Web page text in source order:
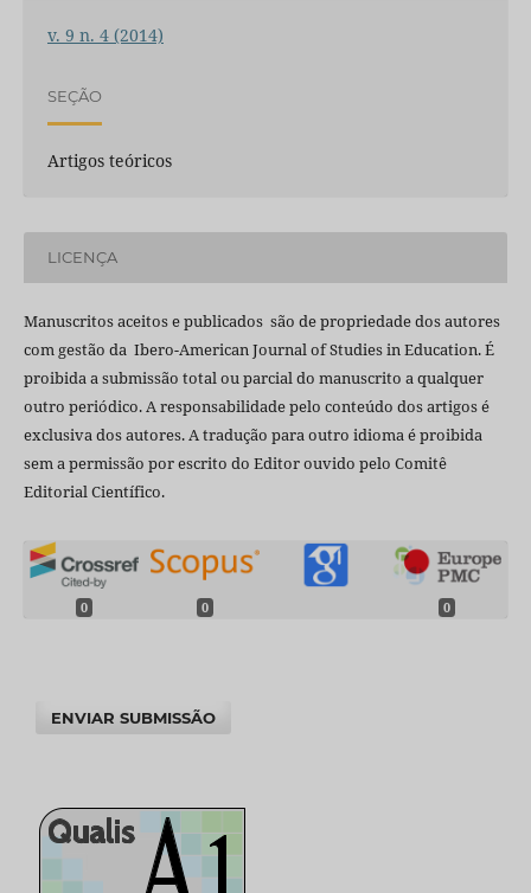
v. 9 n. 4 (2014)
SEÇÃO
Artigos teóricos
LICENÇA
Manuscritos aceitos e publicados são de propriedade dos autores
com gestão da Ibero-American Journal of Studies in Education. É
proibida a submissão total ou parcial do manuscrito a qualquer
outro periódico. A responsabilidade pelo conteúdo dos artigos é
exclusiva dos autores. A tradução para outro idioma é proibida
sem a permissão por escrito do Editor ouvido pelo Comitê
Editorial Científico.
0 0 0
ENVIAR SUBMISSÃO